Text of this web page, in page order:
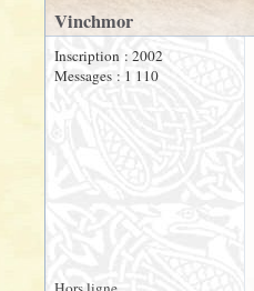
Vinchmor
Inscription : 2002
Messages : 1 110